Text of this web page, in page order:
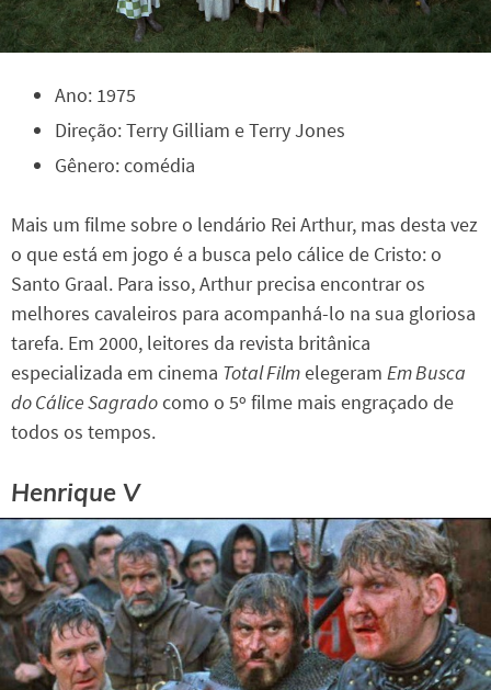
Ano: 1975
Direção: Terry Gilliam e Terry Jones
Gênero: comédia
Mais um filme sobre o lendário Rei Arthur, mas desta vez
o que está em jogo é a busca pelo cálice de Cristo: o
Santo Graal. Para isso, Arthur precisa encontrar os
melhores cavaleiros para acompanhá-lo na sua gloriosa
tarefa. Em 2000, leitores da revista britânica
especializada em cinema Total Filmelegeram Em Busca
do Cálice Sagradocomo o 5º filme mais engraçado de
todos os tempos.
Henrique V